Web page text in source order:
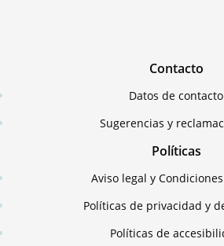
Contacto
Datos de contacto
Sugerencias y
Políticas
Aviso legal y
Políticas de privacidad y
Políticas de